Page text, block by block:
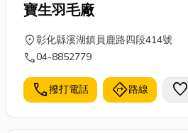
寶生羽毛廠
location_on彰化縣溪湖鎮員鹿路四段414號
call04-8852779
call撥打電話 directions路線 favorite